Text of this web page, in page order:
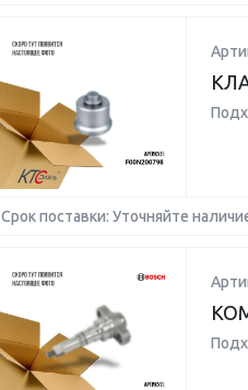
Срок поставки: Уточняйте